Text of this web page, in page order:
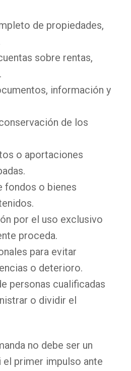
de propiedades,
sobre rentas,
información y
de los
o aportaciones
fondos o bienes
por el uso exclusivo
proceda.
para evitar
o deterioro.
personas cualificadas
o dividir el
no debe ser un
primer impulso ante